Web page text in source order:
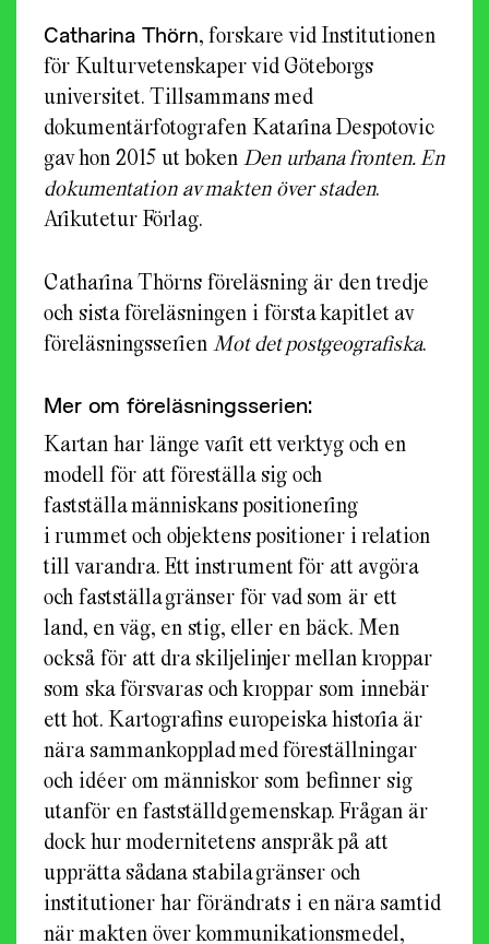
Catharina Thörn, forskare vid Institutionen
för Kulturvetenskaper vid Göteborgs
universitet. Tillsammans med
dokumentärfotografen Katarina Despotovic
gav hon 2015 ut boken Den urbana fronten. En
dokumentation av makten över staden.
Arikutetur Förlag.
Catharina Thörns föreläsning är den tredje
och sista föreläsningen i första kapitlet av
föreläsningsserien Mot det postgeografiska.
Mer om föreläsningsserien:
Kartan har länge varit ett verktyg och en
modell för att föreställa sig och
fastställa människans positionering
i rummet och objektens positioner i relation
till varandra. Ett instrument för att avgöra
och fastställa gränser för vad som är ett
land, en väg, en stig, eller en bäck. Men
också för att dra skiljelinjer mellan kroppar
som ska försvaras och kroppar som innebär
ett hot. Kartografins europeiska historia är
nära sammankopplad med föreställningar
och idéer om människor som befinner sig
utanför en fastställd gemenskap. Frågan är
dock hur modernitetens anspråk på att
upprätta sådana stabila gränser och
institutioner har förändrats i en nära samtid
när makten över kommunikationsmedel,